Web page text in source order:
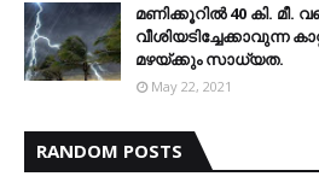
മണിക്കൂറിൽ 40 കി. മീ.
വീശിയടിച്ചേക്കാവുന്ന
മഴയ്ക്കും സാധ്യത.
May 22, 2021
RANDOM POSTS